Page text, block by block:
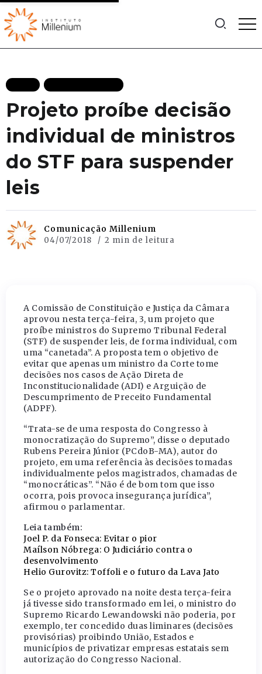
Projeto proíbe decisão
individual de ministros
do STF para suspender
leis
Comunicação Millenium
04/07/2018 2 min de leitura
A Comissão de Constituição e Justiça da Câmara
aprovou nesta terça-feira, 3, um projeto que
proíbe ministros do Supremo Tribunal Federal
(STF) de suspender leis, de forma individual, com
uma “canetada”. A proposta tem o objetivo de
evitar que apenas um ministro da Corte tome
decisões nos casos de Ação Direta de
Inconstitucionalidade (ADI) e Arguição de
Descumprimento de Preceito Fundamental
(ADPF).
“Trata-se de uma resposta do Congresso à
monocratização do Supremo”, disse o deputado
Rubens Pereira Júnior (PCdoB-MA), autor do
projeto, em uma referência às decisões tomadas
individualmente pelos magistrados, chamadas de
“monocráticas”. “Não é de bom tom que isso
ocorra, pois provoca insegurança jurídica”,
afirmou o parlamentar.
Leia também:
Joel P. da Fonseca: Evitar o pior
Maílson Nóbrega: O Judiciário contra o
desenvolvimento
Helio Gurovitz: Toffoli e o futuro da Lava Jato
Se o projeto aprovado na noite desta terça-feira
já tivesse sido transformado em lei, o ministro do
Supremo Ricardo Lewandowski não poderia, por
exemplo, ter concedido duas liminares (decisões
provisórias) proibindo União, Estados e
municípios de privatizar empresas estatais sem
autorização do Congresso Nacional.